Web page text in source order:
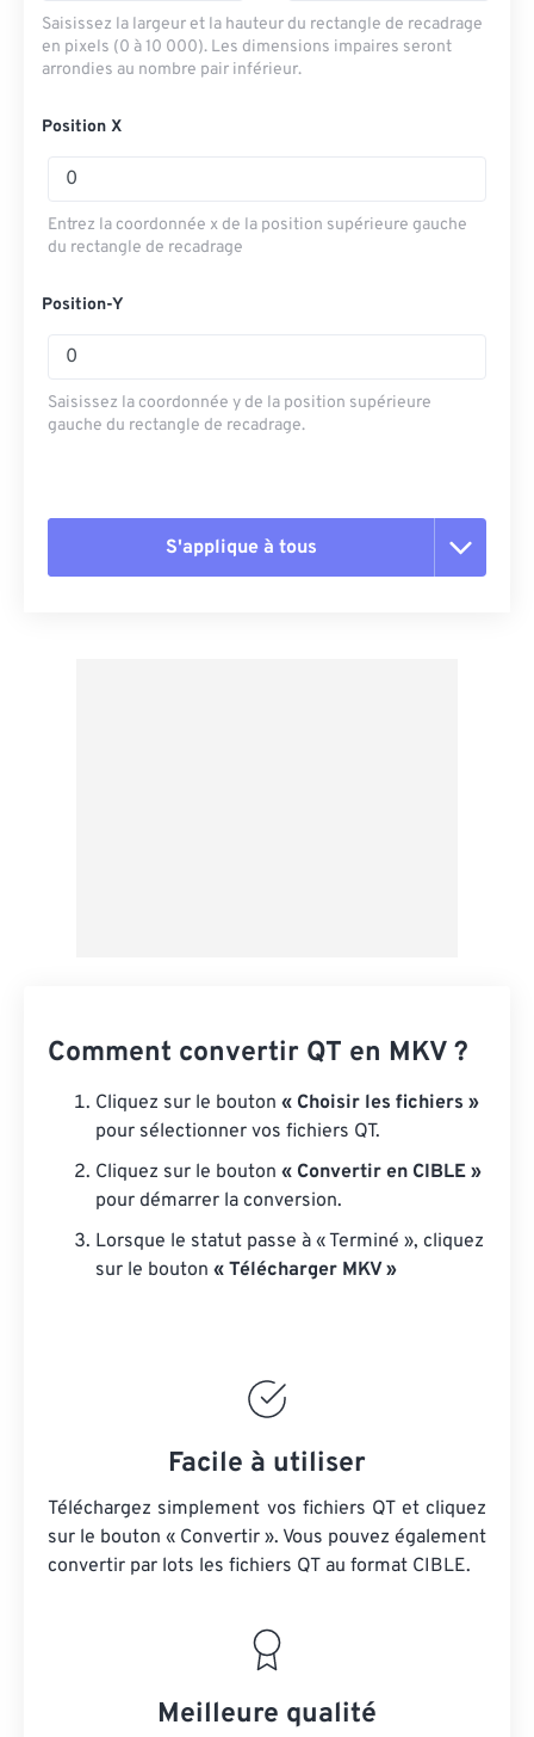
Saisissez la largeur et la hauteur du rectangle de recadrage
en pixels (0 à 10 000). Les dimensions impaires seront
arrondies au nombre pair inférieur.
Position X
Entrez la coordonnée x de la position supérieure gauche
du rectangle de recadrage
Position-Y
Saisissez la coordonnée y de la position supérieure
gauche du rectangle de recadrage.
S'applique à tous
Comment convertir QT en MKV ?
Cliquez sur le bouton « Choisir les fichiers »
pour sélectionner vos fichiers QT.
Cliquez sur le bouton « Convertir en CIBLE »
pour démarrer la conversion.
Lorsque le statut passe à « Terminé », cliquez
sur le bouton « Télécharger MKV »
Facile à utiliser
Téléchargez simplement vos fichiers QT et cliquez
sur le bouton « Convertir ». Vous pouvez également
convertir par lots les fichiers QT au format CIBLE.
Meilleure qualité